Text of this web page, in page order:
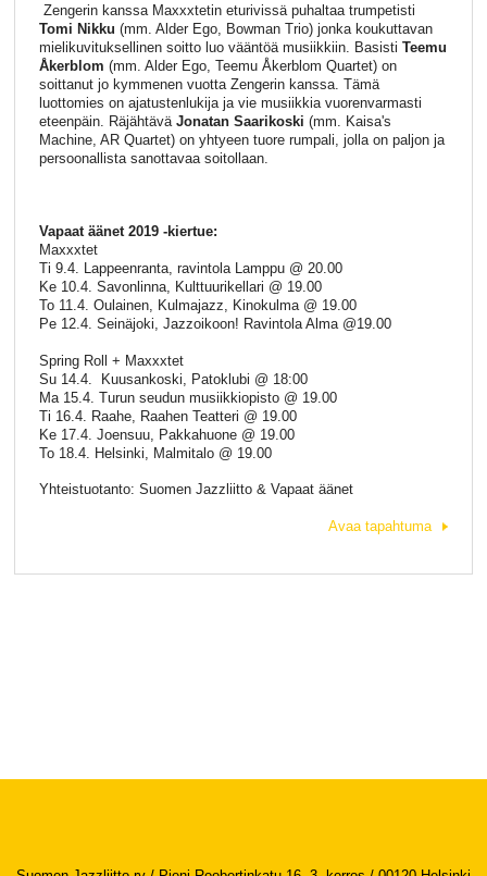
Zengerin kanssa Maxxxtetin eturivissä puhaltaa trumpetisti
Tomi Nikku (mm. Alder Ego, Bowman Trio) jonka koukuttavan
mielikuvituksellinen soitto luo vääntöä musiikkiin. Basisti Teemu
Åkerblom (mm. Alder Ego, Teemu Åkerblom Quartet) on
soittanut jo kymmenen vuotta Zengerin kanssa. Tämä
luottomies on ajatustenlukija ja vie musiikkia vuorenvarmasti
eteenpäin. Räjähtävä Jonatan Saarikoski (mm. Kaisa's
Machine, AR Quartet) on yhtyeen tuore rumpali, jolla on paljon ja
persoonallista sanottavaa soitollaan.
Vapaat äänet 2019 -kiertue:
Maxxxtet
Ti 9.4. Lappeenranta, ravintola Lamppu @ 20.00
Ke 10.4. Savonlinna, Kulttuurikellari @ 19.00
To 11.4. Oulainen, Kulmajazz, Kinokulma @ 19.00
Pe 12.4. Seinäjoki, Jazzoikoon! Ravintola Alma @19.00
Spring Roll + Maxxxtet
Su 14.4. Kuusankoski, Patoklubi @ 18:00
Ma 15.4. Turun seudun musiikkiopisto @ 19.00
Ti 16.4. Raahe, Raahen Teatteri @ 19.00
Ke 17.4. Joensuu, Pakkahuone @ 19.00
To 18.4. Helsinki, Malmitalo @ 19.00
Yhteistuotanto: Suomen Jazzliitto & Vapaat äänet
Avaa tapahtuma